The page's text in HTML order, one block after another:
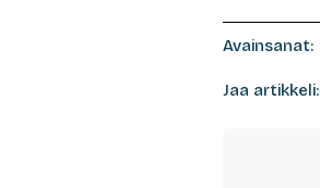
Avainsanat:
Jaa artikkeli: